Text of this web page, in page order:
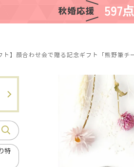
ト】顔合わせ会で贈る記念ギフト「熊野筆チ
特